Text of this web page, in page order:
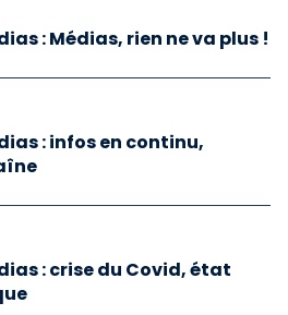
: Médias, rien ne va plus !
: infos en continu,
: crise du Covid, état